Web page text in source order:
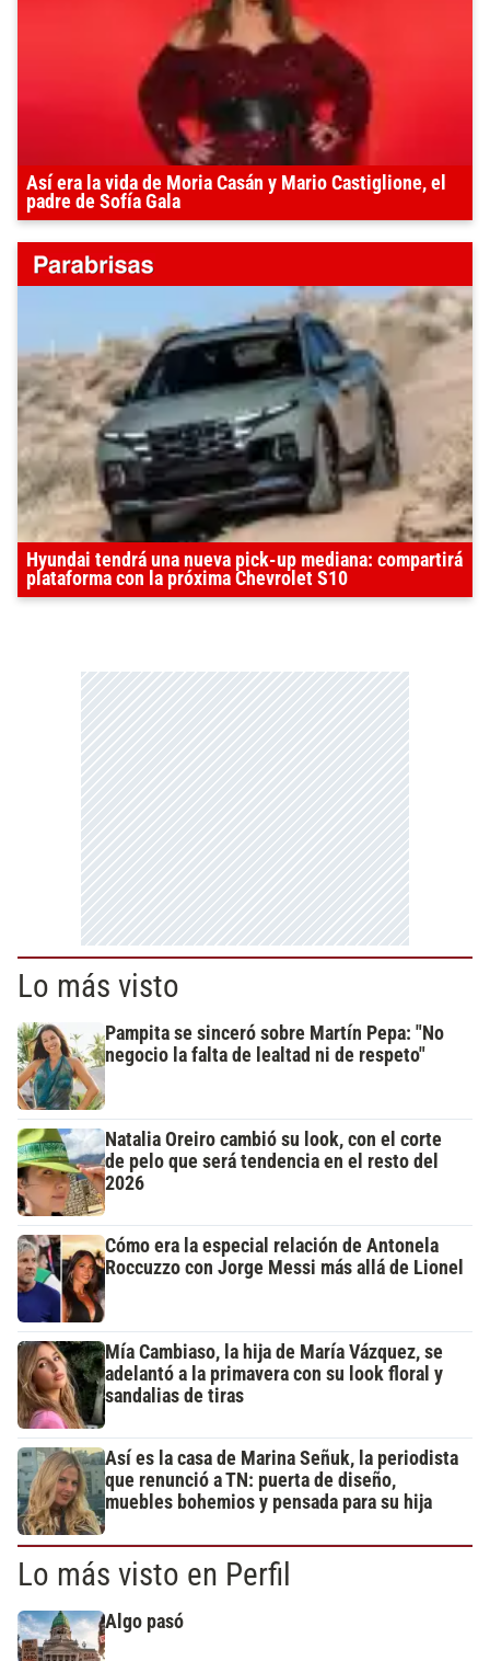
Así era la vida de Moria Casán y Mario Castiglione, el
padre de Sofía Gala
Hyundai tendrá una nueva pick-up mediana: compartirá
plataforma con la próxima Chevrolet S10
Lo más visto
Pampita se sinceró sobre Martín Pepa: "No
negocio la falta de lealtad ni de respeto"
Natalia Oreiro cambió su look, con el corte
de pelo que será tendencia en el resto del
2026
Cómo era la especial relación de Antonela
Roccuzzo con Jorge Messi más allá de Lionel
Mía Cambiaso, la hija de María Vázquez, se
adelantó a la primavera con su look floral y
sandalias de tiras
Así es la casa de Marina Señuk, la periodista
que renunció a TN: puerta de diseño,
muebles bohemios y pensada para su hija
Lo más visto en Perfil
Algo pasó